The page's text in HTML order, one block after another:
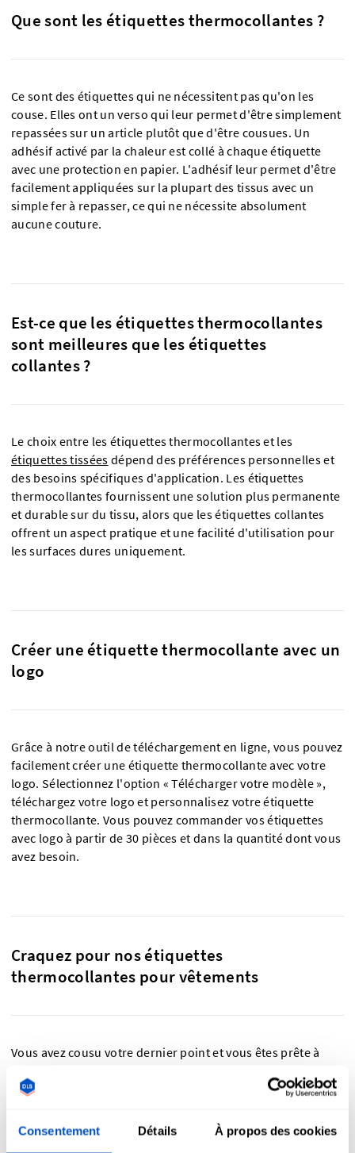
Consentement Détails À propos des cookies
Que sont les étiquettes thermocollantes ?
Ce sont des étiquettes qui ne nécessitent pas qu'on les
couse. Elles ont un verso qui leur permet d'être simplement
repassées sur un article plutôt que d'être cousues. Un
adhésif activé par la chaleur est collé à chaque étiquette
avec une protection en papier. L'adhésif leur permet d'être
facilement appliquées sur la plupart des tissus avec un
simple fer à repasser, ce qui ne nécessite absolument
aucune couture.
Est-ce que les étiquettes thermocollantes
sont meilleures que les étiquettes
collantes ?
Le choix entre les étiquettes thermocollantes et les
étiquettes tissées dépend des préférences personnelles et
des besoins spécifiques d'application. Les étiquettes
thermocollantes fournissent une solution plus permanente
et durable sur du tissu, alors que les étiquettes collantes
offrent un aspect pratique et une facilité d'utilisation pour
les surfaces dures uniquement.
Créer une étiquette thermocollante avec un
logo
Grâce à notre outil de téléchargement en ligne, vous pouvez
facilement créer une étiquette thermocollante avec votre
logo. Sélectionnez l'option « Télécharger votre modèle »,
téléchargez votre logo et personnalisez votre étiquette
thermocollante. Vous pouvez commander vos étiquettes
avec logo à partir de 30 pièces et dans la quantité dont vous
avez besoin.
Craquez pour nos étiquettes
thermocollantes pour vêtements
Vous avez cousu votre dernier point et vous êtes prête à
personnalisées pour vêtements sont formidables et
votre projet. Elles sont créées pour durer, fabriquées